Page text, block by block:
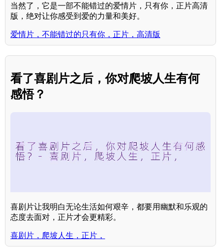
当然了，它是一部不能错过的爱情片，只有你，正片高清
版，绝对让你感受到爱的力量和美好。
爱情片，不能错过的只有你，正片，高清版
看了喜剧片之后，你对爬坡人生有何
感悟？
喜剧片让我明白无论生活如何艰辛，都要用幽默和乐观的
态度去面对，正片才会更精彩。
喜剧片，爬坡人生，正片，